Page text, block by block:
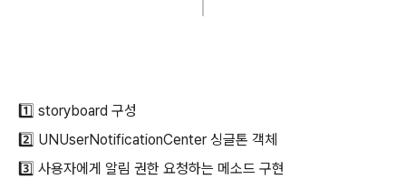
1️⃣ storyboard 구성
2️⃣ UNUserNotificationCenter 싱글톤 객체
3️⃣ 사용자에게 알림 권한 요청하는 메소드 구현